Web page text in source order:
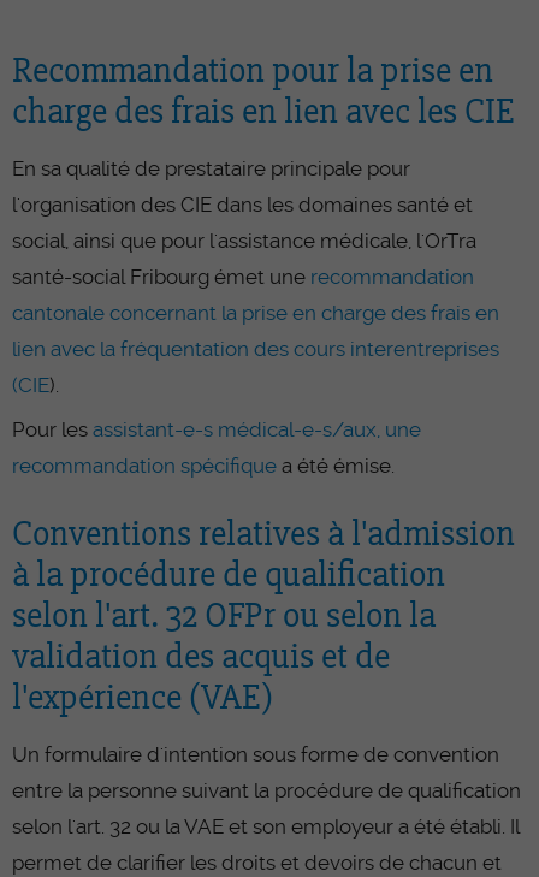
Recommandation pour la prise en
charge des frais en lien avec les CIE
En sa qualité de prestataire principale pour
l'organisation des CIE dans les domaines santé et
social, ainsi que pour l'assistance médicale, l'OrTra
santé-social Fribourg émet une recommandation
cantonale concernant la prise en charge des frais en
lien avec la fréquentation des cours interentreprises
(CIE).
Pour les assistant-e-s médical-e-s/aux, une
recommandation spécifique a été émise.
Conventions relatives à l'admission
à la procédure de qualification
selon l'art. 32 OFPr ou selon la
validation des acquis et de
l'expérience (VAE)
Un formulaire d'intention sous forme de convention
entre la personne suivant la procédure de qualification
selon l'art. 32 ou la VAE et son employeur a été établi. Il
permet de clarifier les droits et devoirs de chacun et